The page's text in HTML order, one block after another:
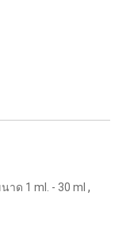
ด 1 ml. - 30 ml ,